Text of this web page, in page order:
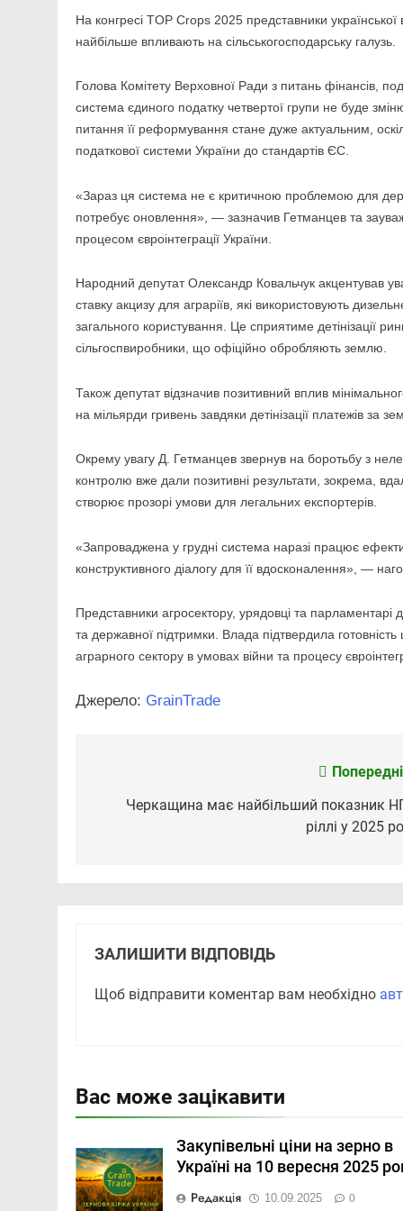
На конгресі TOP Crops 2025 представники
найбільше впливають на сільськогосподарську галузь.
Голова Комітету Верховної Ради з питань фінансів,
система єдиного податку четвертої групи не буде
питання її реформування стане дуже актуальним,
податкової системи України до стандартів ЄС.
«Зараз ця система не є критичною проблемою для
потребує оновлення», — зазначив Гетманцев та
процесом євроінтеграції України.
Народний депутат Олександр Ковальчук акцентував
ставку акцизу для аграріїв, які використовують
загального користування. Це сприятиме детінізації
сільгоспвиробники, що офіційно обробляють землю.
Також депутат відзначив позитивний вплив
на мільярди гривень завдяки детінізації платежів за
Окрему увагу Д. Гетманцев звернув на боротьбу з
контролю вже дали позитивні результати, зокрема,
створює прозорі умови для легальних експортерів.
«Запроваджена у грудні система наразі працює
конструктивного діалогу для її вдосконалення», —
Представники агросектору, урядовці та
та державної підтримки. Влада підтвердила
аграрного сектору в умовах війни та процесу
Джерело: GrainTrade
записів
Черкащина має найбільший показник
ріллі у 2025
ЗАЛИШИТИ ВІДПОВІДЬ
Щоб відправити коментар вам необхідно
Вас може зацікавити
Закупівельні ціни на зерно в
Україні на 10 вересня 2025
Редакція 10.09.2025 0